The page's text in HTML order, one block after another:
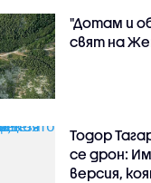
"Дотам и
свят на
Тодор
се дрон:
версия,